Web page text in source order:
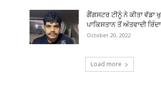
ਗੈਂਗਸਟਰ ਟੀਨੂੰ ਨੇ ਕੀਤਾ ਵੱਡਾ
ਪਾਕਿਸਤਾਨ ਤੋਂ ਅੱਤਵਾਦੀ
October 20, 2022
Load more